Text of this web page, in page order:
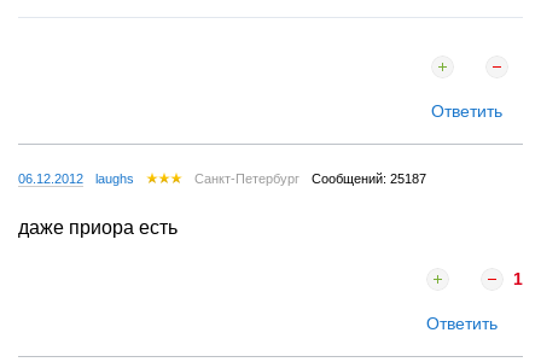
Ответить
06.12.2012 laughs Санкт-Петербург Сообщений: 25187
даже приора есть
1
Ответить